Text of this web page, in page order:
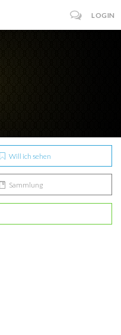
LOGIN
Will ich sehen
Sammlung